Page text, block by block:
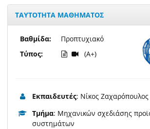
ΤΑΥΤΟΤΗΤΑ ΜΑΘΗΜΑΤΟΣ
Βαθμίδα:
Τύπος:
Προπτυχιακό
(A+)
Εκπαιδευτές: Νίκος Ζαχαρόπουλος
Τμήμα: Μηχανικών σχεδιάσης
συστημάτων